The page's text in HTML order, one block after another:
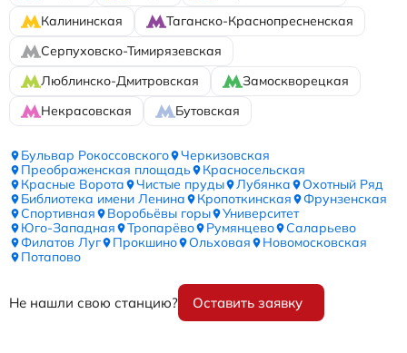
Калининская
Таганско-Краснопресненская
Серпуховско-Тимирязевская
Люблинско-Дмитровская
Замоскворецкая
Некрасовская
Бутовская
Бульвар Рокоссовского
Черкизовская
Преображенская площадь
Красносельская
Красные Ворота
Чистые пруды Лубянка
Охотный Ряд
Библиотека имени Ленина
Кропоткинская
Фрунзенская
Спортивная
Воробьёвы горы
Университет
Юго-Западная
Тропарёво Румянцево
Саларьево
Филатов Луг
Прокшино Ольховая
Новомосковская
Потапово
Не нашли свою станцию? Оставить заявку